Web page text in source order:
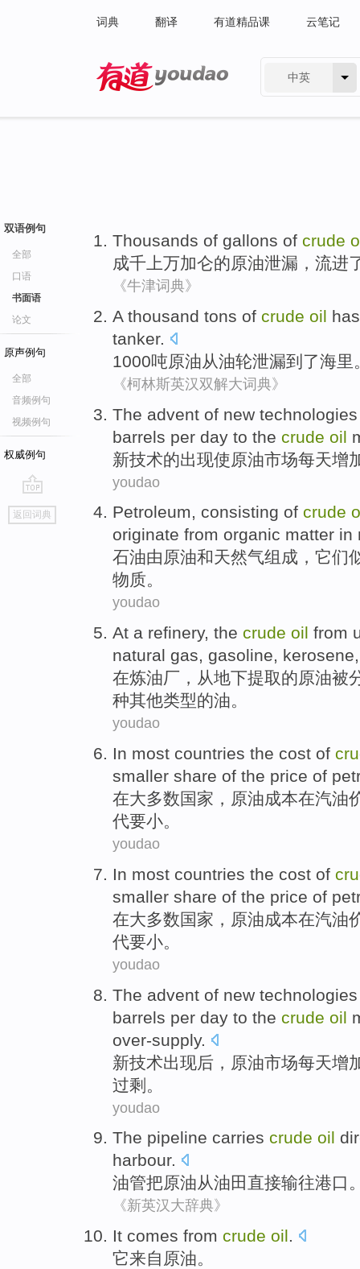
词典 翻译 有道精品课 云笔记
中英
双语例句
全部
口语
书面语
论文
原声例句
全部
音频例句
视频例句
权威例句
go
top
返回词典
Thousands of gallons of crude
成千 上万加仑的原油泄漏，流进
《牛津词典》
A thousand tons of crude oil has
tanker.
1000吨原油从油轮泄漏到了海里
《柯林斯英汉双解大词典》
The advent of new technologies
barrels per day to the crude oil
新技术的出现使原油市场每天增
youdao
Petroleum, consisting of crude
originate from organic matter in
石油由 原油和天然气组成，它们
物质。
youdao
At a refinery, the crude oil from
natural gas, gasoline,
在炼油厂 ， 从地下提取的原油被
种其他类型的油。
youdao
In most countries the cost of
smaller share of the price of
在大多数国家 ， 原油成本在汽油
代要小。
youdao
In most countries the cost of
smaller share of the price of
在大多数国家 ， 原油成本在汽油
代要小。
youdao
The advent of new technologies
barrels per day to the crude oil
over-supply.
新技术出现后 ， 原油市场每天增
过剩 。
youdao
The pipeline carries crude oil
harbour.
油管把原油从油田 直接输往港口
《新英汉大辞典》
It comes from crude oil.
它来自 原油。